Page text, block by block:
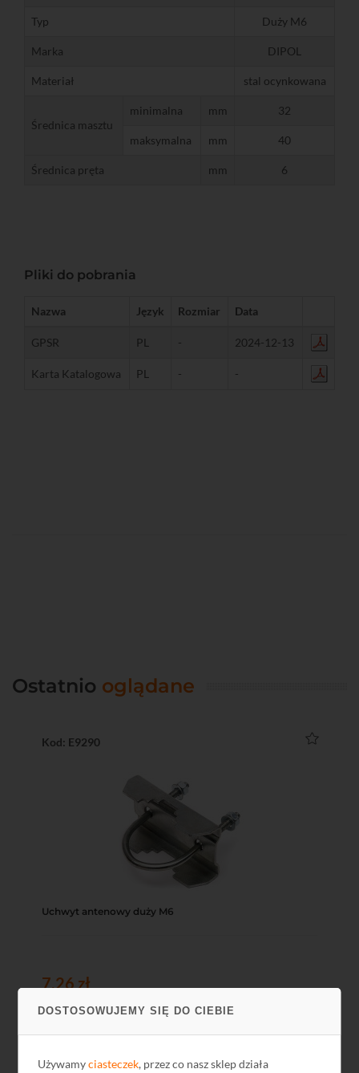
DOSTOSOWUJEMY SIĘ DO CIEBIE
Używamyciasteczek, przez co nasz sklep działa
Typ Duży M6
Marka DIPOL
Materiał stal ocynkowana
Średnica masztu
minimalna mm 32
maksymalna mm 40
Średnica pręta mm 6
Pliki do pobrania
Nazwa Język Rozmiar Data
GPSR PL - 2024-12-13
Karta Katalogowa PL - -
Ostatnio oglądane
Kod: E9290
Uchwyt antenowy duży M6
7,26 zł